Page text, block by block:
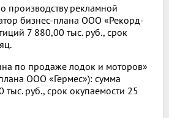
производству рекламной
бизнес-плана ООО «Рекорд-
7 880,00 тыс. руб., срок
по продаже лодок и моторов»
ООО «Гермес»): сумма
тыс. руб., срок окупаемости 25